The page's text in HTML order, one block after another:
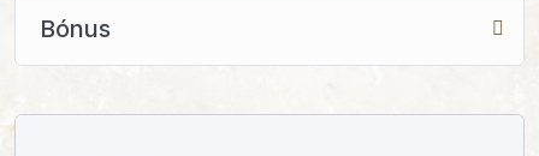
Bónus